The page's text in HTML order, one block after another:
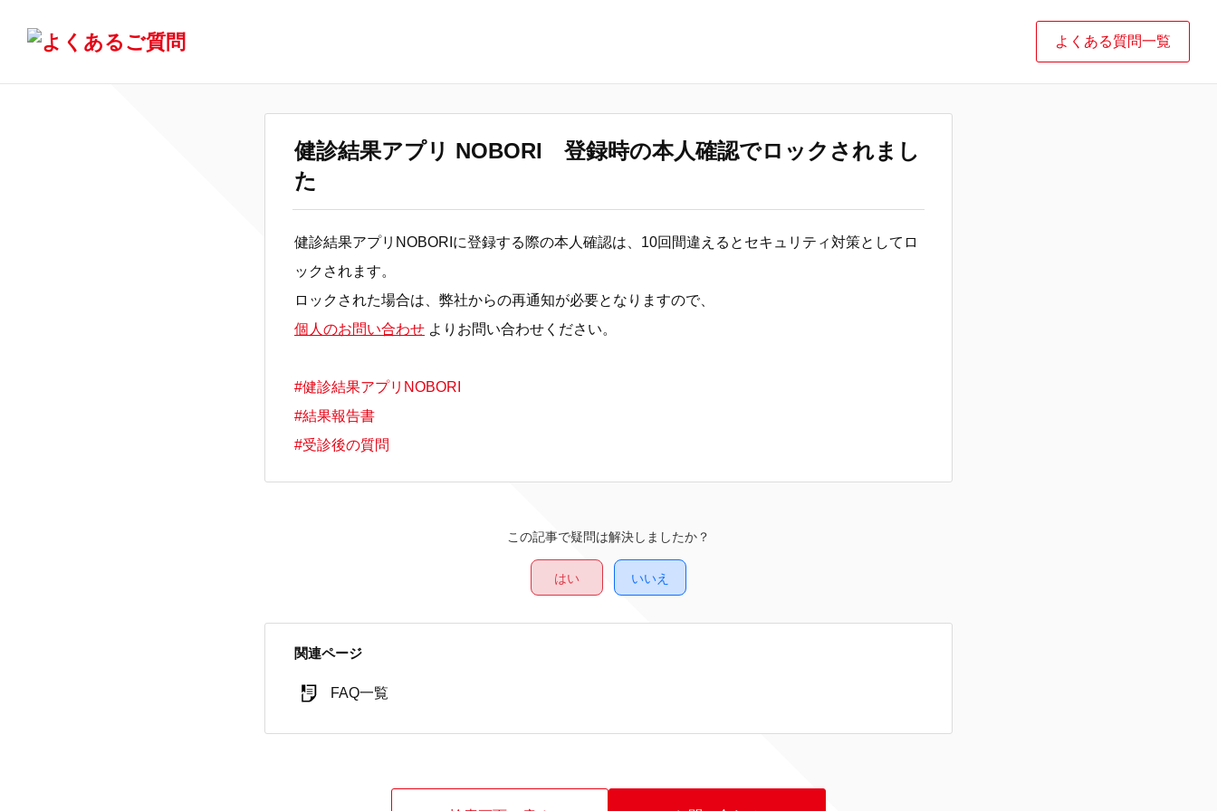
よくある質問一覧
健診結果アプリ NOBORI 登録時の本人確認でロックされまし
た
健診結果アプリNOBORIに登録する際の本人確認は、10回間違えるとセキュリティ対策としてロ
ックされます。
ロックされた場合は、弊社からの再通知が必要となりますので、
個人のお問い合わせ よりお問い合わせください。
#健診結果アプリNOBORI
#結果報告書
#受診後の質問
この記事で疑問は解決しましたか？
はい いいえ
関連ページ
FAQ一覧